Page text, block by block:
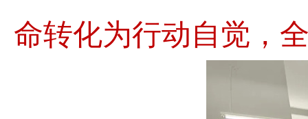
命转化为行动自觉，